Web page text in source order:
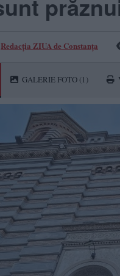
Redacţia ZIUA de Constanţa
GALERIE FOTO (1)